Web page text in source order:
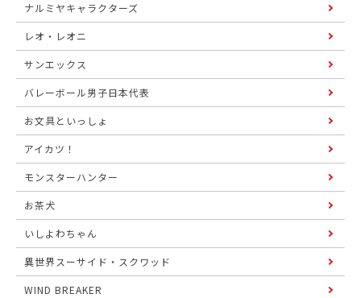
ナルミヤキャラクターズ
レオ・レオニ
サンエックス
バレーボール男子日本代表
お文具といっしょ
アイカツ！
モンスターハンター
お茶犬
いしよわちゃん
異世界スーサイド・スクワッド
WIND BREAKER